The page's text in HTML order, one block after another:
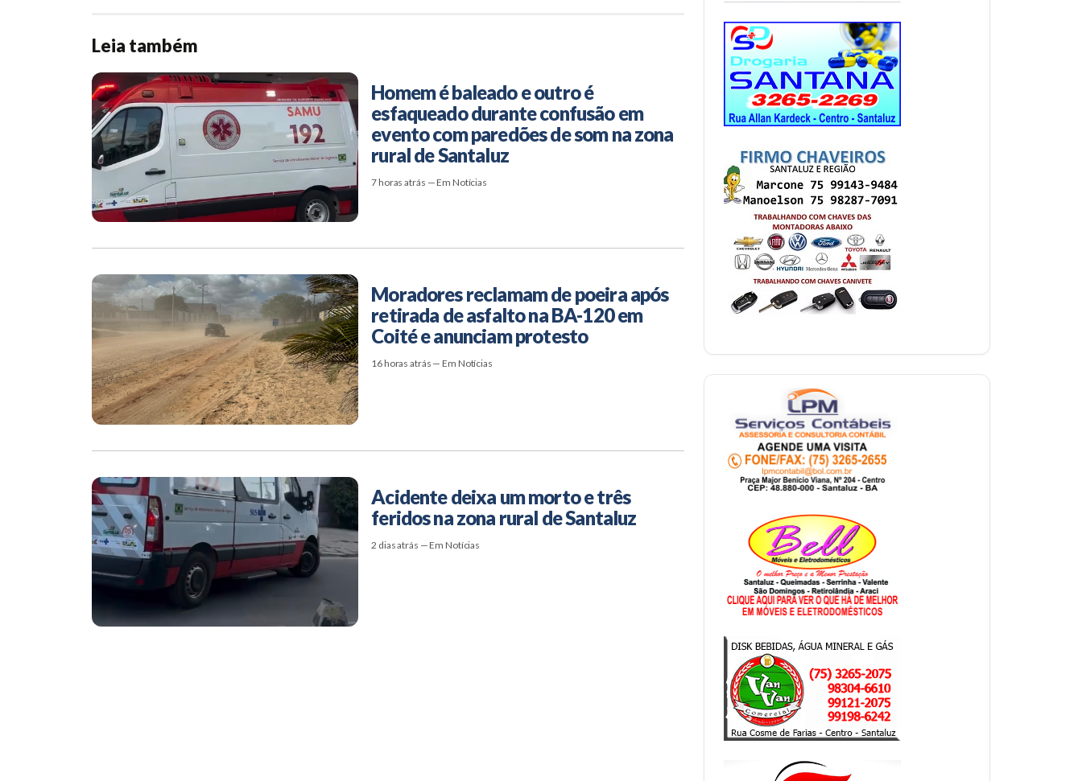
Leia também
Homem é baleado e outro é
esfaqueado durante confusão em
evento com paredões de som na zona
rural de Santaluz
7 horas atrás — Em Notícias
Moradores reclamam de poeira após
retirada de asfalto na BA-120 em
Coité e anunciam protesto
16 horas atrás — Em Notícias
Acidente deixa um morto e três
feridos na zona rural de Santaluz
2 dias atrás — Em Notícias